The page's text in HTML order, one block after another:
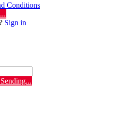
Conditions
Sign in
Sending...